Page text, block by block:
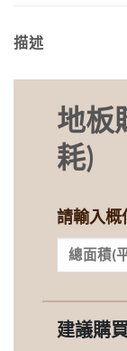
描述
地板
耗)
請輸入概
建議購